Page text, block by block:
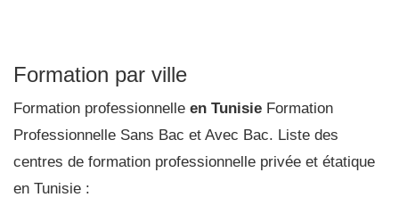
Formation par ville
Formation professionnelle en Tunisie Formation
Professionnelle Sans Bac et Avec Bac. Liste des
centres de formation professionnelle privée et étatique
en Tunisie :